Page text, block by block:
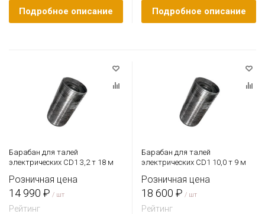
Подробное описание Подробное описание
Барабан для талей
электрических CD1 3,2 т 18 м
Розничная цена
14 990 ₽ / шт
Рейтинг
Барабан для талей
электрических CD1 10,0 т 9 м
Розничная цена
18 600 ₽ / шт
Рейтинг